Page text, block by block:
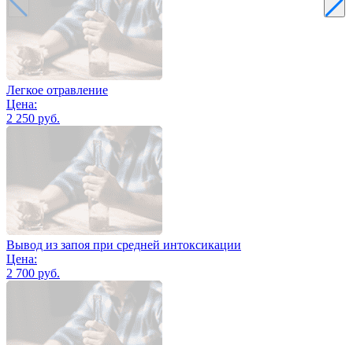
Легкое отравление
Цена:
2 250 руб.
Вывод из запоя при средней интоксикации
Цена:
2 700 руб.